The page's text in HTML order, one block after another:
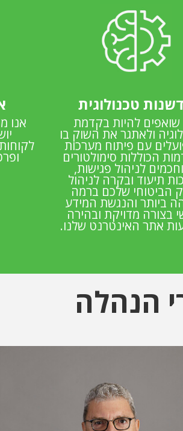
טכנולוגית
שואפים להיות בקדמת
ולאתגר את השוק בו
עם פיתוח מערכות
הכוללות סימולטורים
לניהול פגישות,
תיעוד ובקרה לניהול
הביטוחי שלכם ברמה
ביותר והנגשת המידע
בצורה מדויקת ובהירה
אתר האינטרנט שלנו.
אנו
הנהלה